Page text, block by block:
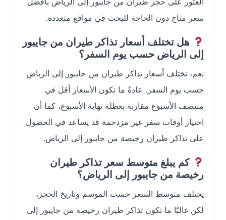
سعر متاح دون الحاجة للبحث في مواقع متعددة.
هل تختلف أسعار تذاكر طيران من جايبور
إلى الرياض حسب يوم السفر؟
نعم، تختلف أسعار تذاكر طيران من جايبور إلى الرياض
حسب يوم السفر. عادةً ما تكون الأسعار أقل في
منتصف الأسبوع مقارنة بعطلة نهاية الأسبوع، كما أن
اختيار أوقات سفر غير مزدحمة قد يساعد في الحصول
على تذاكر طيران رخيصة من جايبور إلى الرياض.
كم يبلغ متوسط سعر تذاكر طيران
رخيصة من جايبور إلى الرياض؟
يختلف متوسط السعر حسب الموسم وتاريخ الحجز،
لكن غالبًا ما تكون تذاكر طيران رخيصة من جايبور إلى